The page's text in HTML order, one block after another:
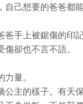
自己想要的爸爸都
手上被鋸傷的印記
卻也不言不語。
量。
公主的樣子。有天